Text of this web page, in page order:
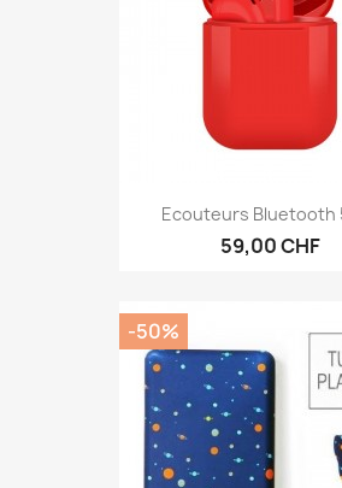
Ecouteurs Bluetooth
59,00 CHF
-50%